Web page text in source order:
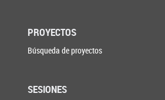
PROYECTOS
Búsqueda de proyectos
SESIONES